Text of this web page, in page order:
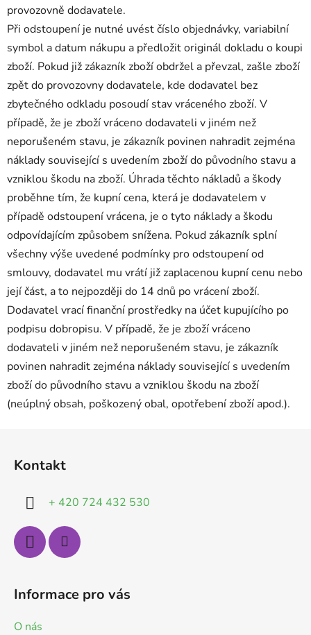
provozovně dodavatele.
Při odstoupení je nutné uvést číslo objednávky, variabilní
symbol a datum nákupu a předložit originál dokladu o koupi
zboží. Pokud již zákazník zboží obdržel a převzal, zašle zboží
zpět do provozovny dodavatele, kde dodavatel bez
zbytečného odkladu posoudí stav vráceného zboží. V
případě, že je zboží vráceno dodavateli v jiném než
neporušeném stavu, je zákazník povinen nahradit zejména
náklady související s uvedením zboží do původního stavu a
vzniklou škodu na zboží. Úhrada těchto nákladů a škody
proběhne tím, že kupní cena, která je dodavatelem v
případě odstoupení vrácena, je o tyto náklady a škodu
odpovídajícím způsobem snížena. Pokud zákazník splní
všechny výše uvedené podmínky pro odstoupení od
smlouvy, dodavatel mu vrátí již zaplacenou kupní cenu nebo
její část, a to nejpozději do 14 dnů po vrácení zboží.
Dodavatel vrací finanční prostředky na účet kupujícího po
podpisu dobropisu. V případě, že je zboží vráceno
dodavateli v jiném než neporušeném stavu, je zákazník
povinen nahradit zejména náklady související s uvedením
zboží do původního stavu a vzniklou škodu na zboží
(neúplný obsah, poškozený obal, opotřebení zboží apod.).
Kontakt
+ 420 724 432 530
Informace pro vás
O nás